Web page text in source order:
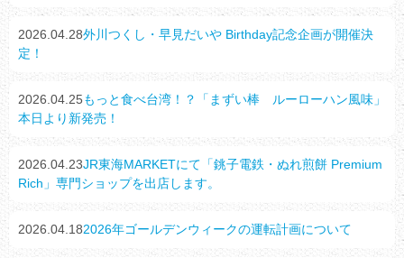
2026.04.28外川つくし・早見だいや Birthday記念企画が開催決
定！
2026.04.25もっと食べ台湾！？「まずい棒 ルーローハン風味」
本日より新発売！
2026.04.23JR東海MARKETにて「銚子電鉄・ぬれ煎餅 Premium
Rich」専門ショップを出店します。
2026.04.182026年ゴールデンウィークの運転計画について